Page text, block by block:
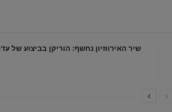
שיר האירווזיון נחשף: הוריקן בביצוע של